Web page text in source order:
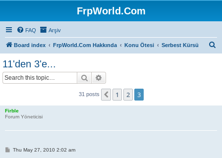
FrpWorld.Com
FAQ Arşiv
Board index FrpWorld.Com Hakkında Konu Ötesi Serbest Kürsü
11'den 3'e...
Search
31 posts Previous
1 2 3
Firble
Forum Yöneticisi
PThu May 27, 2010 2:02 am